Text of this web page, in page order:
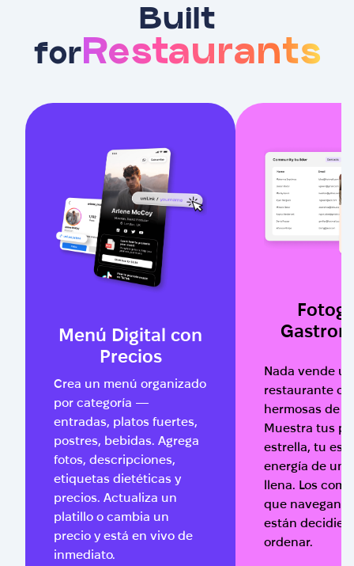
Built
for Restaurants
Menú Digital con
Precios
Crea un menú organizado
por categoría —
entradas, platos fuertes,
postres, bebidas. Agrega
fotos, descripciones,
etiquetas dietéticas y
precios. Actualiza un
platillo o cambia un
precio y está en vivo de
inmediato.
Nada vende un
restaurante
hermosas de
Muestra tus
estrella, tu
energía de
llena. Los
que navegan
están
ordenar.